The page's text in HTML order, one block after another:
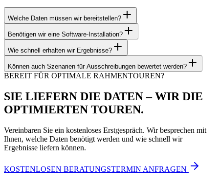
Welche Daten müssen wir bereitstellen?
Benötigen wir eine Software-Installation?
Wie schnell erhalten wir Ergebnisse?
Können auch Szenarien für Ausschreibungen bewertet werden?
BEREIT FÜR OPTIMALE RAHMENTOUREN?
SIE LIEFERN DIE DATEN – WIR DIE
OPTIMIERTEN TOUREN.
Vereinbaren Sie ein kostenloses Erstgespräch. Wir besprechen mit
Ihnen, welche Daten benötigt werden und wie schnell wir
Ergebnisse liefern können.
KOSTENLOSEN BERATUNGSTERMIN ANFRAGEN